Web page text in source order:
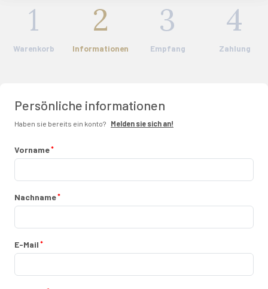
1
Warenkorb
2
Informationen
3
Empfang
4
Zahlung
Persönliche informationen
Haben sie bereits ein konto? Melden sie sich an!
Vorname
Nachname
E-Mail